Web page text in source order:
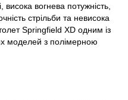
вогнева потужність,
стрільби та невисока
Springfield XD одним із
моделей з полімерною